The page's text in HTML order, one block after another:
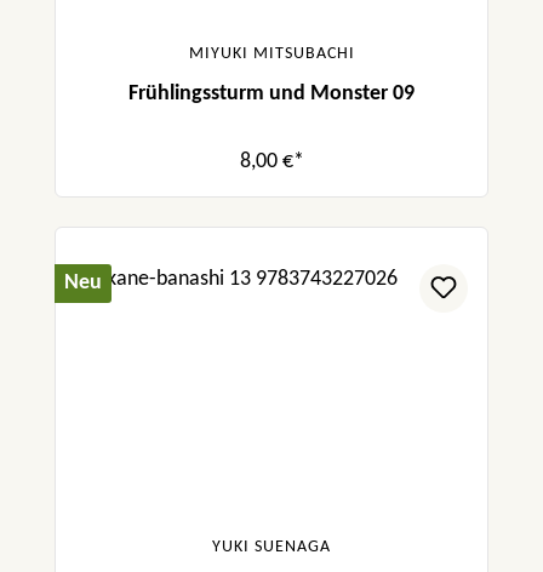
MIYUKI MITSUBACHI
Frühlingssturm und Monster 09
8,00 €*
Neu
YUKI SUENAGA